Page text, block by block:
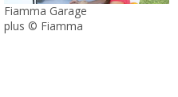
Fiamma Garage
plus © Fiamma